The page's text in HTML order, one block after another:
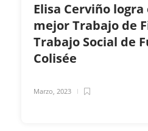
Elisa Cerviño
mejor Trabajo de
Trabajo Social de
Colisée
Marzo, 2023